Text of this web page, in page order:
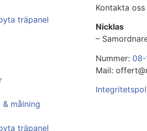
träpanel
målning
träpanel
Kontakta
Nicklas
–
Nummer: 08-
Mail: